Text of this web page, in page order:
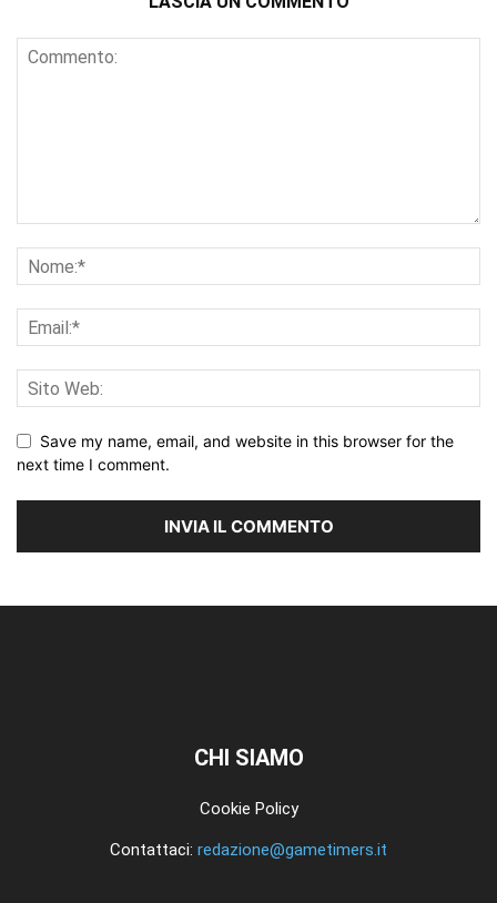
Save my name, email, and website in this browser for the
next time I comment.
CHI SIAMO
Cookie Policy
Contattaci: redazione@gametimers.it